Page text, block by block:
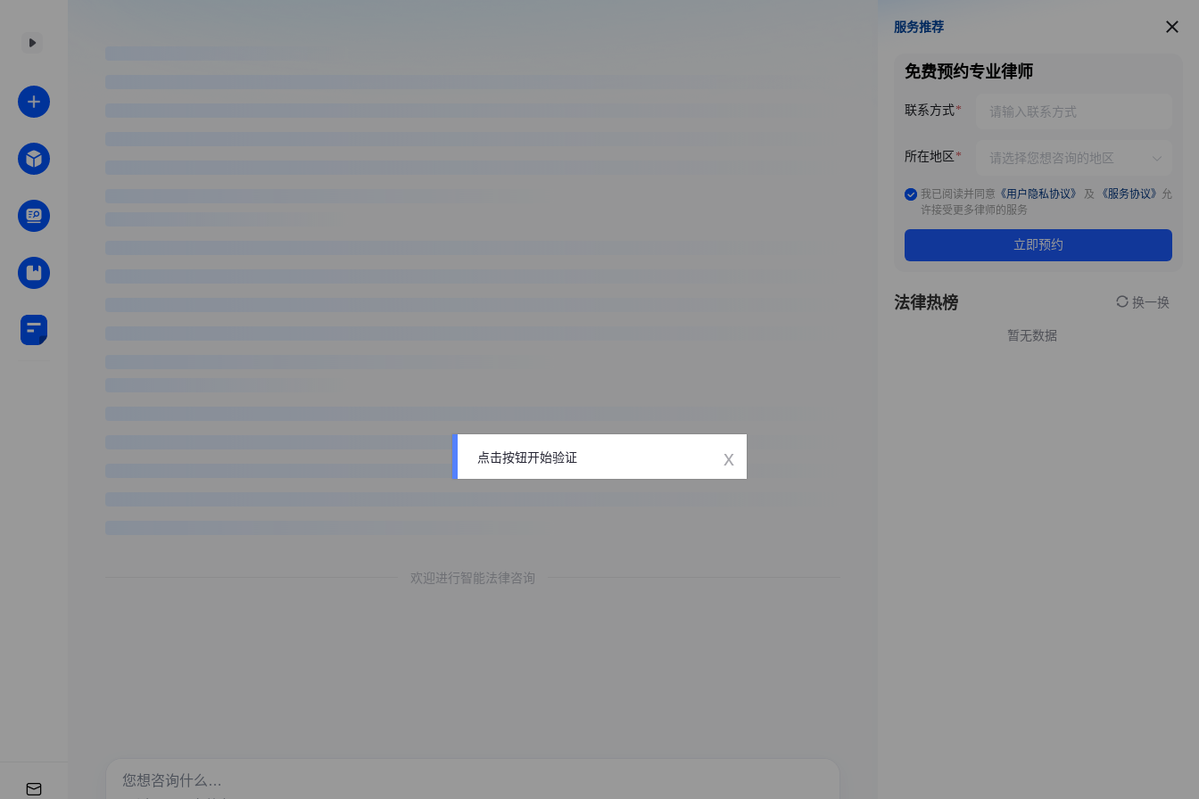
欢迎进行智能法律咨询
服务推荐
服务推荐
免费预约专业律师
联系方式
所在地区
我已阅读并同意 《用户隐私协议》 及 《服务协议》 允
许接受更多律师的服务
立即预约
法律热榜 换一换
暂无数据
点击按钮开始验证 x